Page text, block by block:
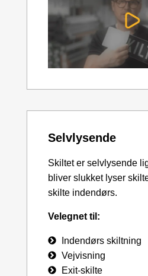
Selvlysende
Skiltet er selvlysende
bliver slukket lyser
skilte indendørs.
Velegnet til:
Indendørs skiltning
Vejvisning
Exit-skilte